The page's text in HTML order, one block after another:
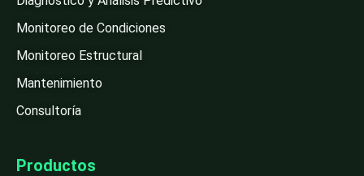
Monitoreo de Condiciones
Monitoreo Estructural
Mantenimiento
Consultoría
Productos